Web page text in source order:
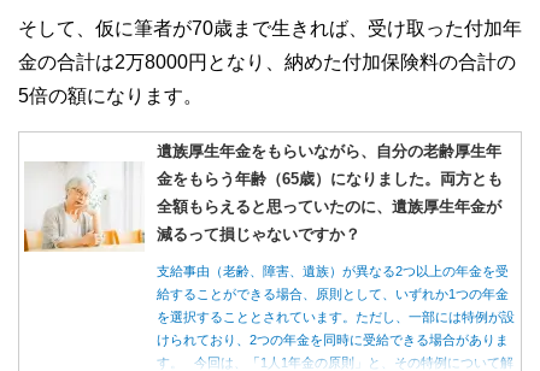
そして、仮に筆者が70歳まで生きれば、受け取った付加年
金の合計は2万8000円となり、納めた付加保険料の合計の
5倍の額になります。
遺族厚生年金をもらいながら、自分の老齢厚生年
金をもらう年齢（65歳）になりました。両方とも
全額もらえると思っていたのに、遺族厚生年金が
減るって損じゃないですか？
支給事由（老齢、障害、遺族）が異なる2つ以上の年金を受
給することができる場合、原則として、いずれか1つの年金
を選択することとされています。ただし、一部には特例が設
けられており、2つの年金を同時に受給できる場合がありま
す。 今回は、「1人1年金の原則」と、その特例について解